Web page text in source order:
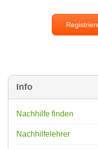
Info
Nachhilfe finden
Nachhilfelehrer